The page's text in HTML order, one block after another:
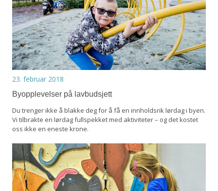
23. februar 2018
Byopplevelser på lavbudsjett
Du trenger ikke å blakke deg for å få en innholdsrik lørdag i byen.
Vi tilbrakte en lørdag fullspekket med aktiviteter – og det kostet
oss ikke en eneste krone.